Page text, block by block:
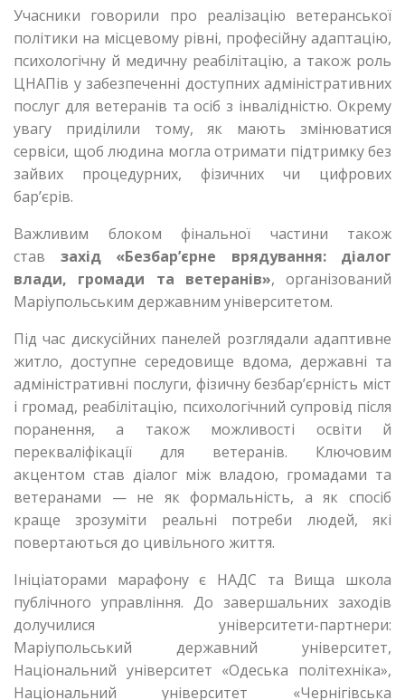
Учасники говорили про реалізацію ветеранської
політики на місцевому рівні, професійну адаптацію,
психологічну й медичну реабілітацію, а також роль
ЦНАПів у забезпеченні доступних адміністративних
послуг для ветеранів та осіб з інвалідністю. Окрему
увагу приділили тому, як мають змінюватися
сервіси, щоб людина могла отримати підтримку без
зайвих процедурних, фізичних чи цифрових
бар’єрів.
Важливим блоком фінальної частини також
став захід «Безбар’єрне врядування: діалог
влади, громади та ветеранів», організований
Маріупольським державним університетом.
Під час дискусійних панелей розглядали адаптивне
житло, доступне середовище вдома, державні та
адміністративні послуги, фізичну безбар’єрність міст
і громад, реабілітацію, психологічний супровід після
поранення, а також можливості освіти й
перекваліфікації для ветеранів. Ключовим
акцентом став діалог між владою, громадами та
ветеранами — не як формальність, а як спосіб
краще зрозуміти реальні потреби людей, які
повертаються до цивільного життя.
Ініціаторами марафону є НАДС та Вища школа
публічного управління. До завершальних заходів
долучилися університети-партнери:
Маріупольський державний університет,
Національний університет «Одеська політехніка»,
Національний університет «Чернігівська